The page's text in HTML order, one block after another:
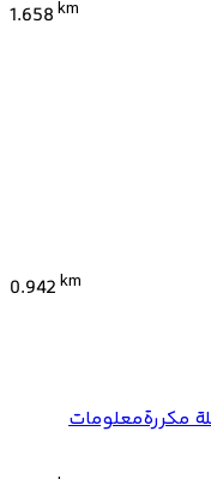
1.658 km
0.942 km
مكررةمعلومات